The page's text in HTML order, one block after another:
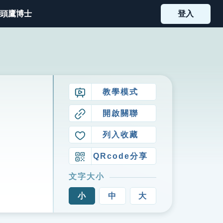
鷹博士 登入
教學模式
開啟關聯
列入收藏
QRcode分享
文字大小
小 中 大